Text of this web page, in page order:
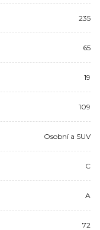
235
65
19
109
Osobní a SUV
C
A
72